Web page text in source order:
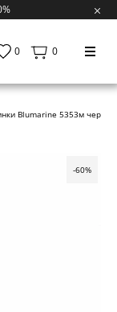
0 0
Blumarine 5353м чер
-60%